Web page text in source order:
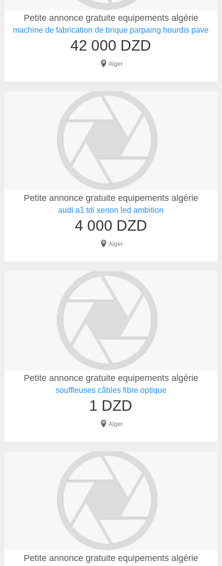
Petite annonce gratuite equipements algérie
machine de fabrication de brique parpaing hourdis pave
42 000 DZD
Alger
Petite annonce gratuite equipements algérie
audi a1 tdi xenon led ambition
4 000 DZD
Alger
Petite annonce gratuite equipements algérie
souffleuses câbles fibre optique
1 DZD
Alger
Petite annonce gratuite equipements algérie